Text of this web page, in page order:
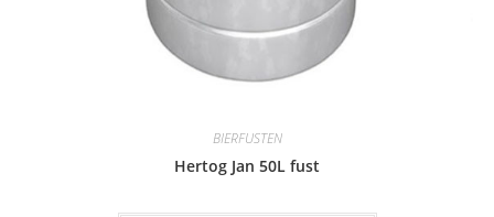
BIERFUSTEN
Hertog Jan 50L fust